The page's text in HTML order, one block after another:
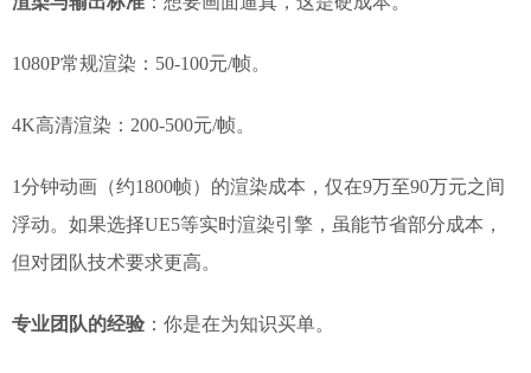
1080P常规渲染：50-100元/帧。
4K高清渲染：200-500元/帧。
1分钟动画（约1800帧）的渲染成本，仅在9万至90万元之间
浮动。如果选择UE5等实时渲染引擎，虽能节省部分成本，
但对团队技术要求更高。
专业团队的经验 ：你是在为知识买单。